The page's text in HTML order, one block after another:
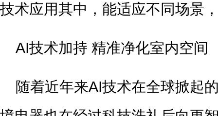
技术应用其中，能适应不同场景
AI技术加持 精准净化室内空间
随着近年来AI技术在全球掀起